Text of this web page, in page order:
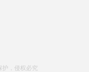
护，侵权必究